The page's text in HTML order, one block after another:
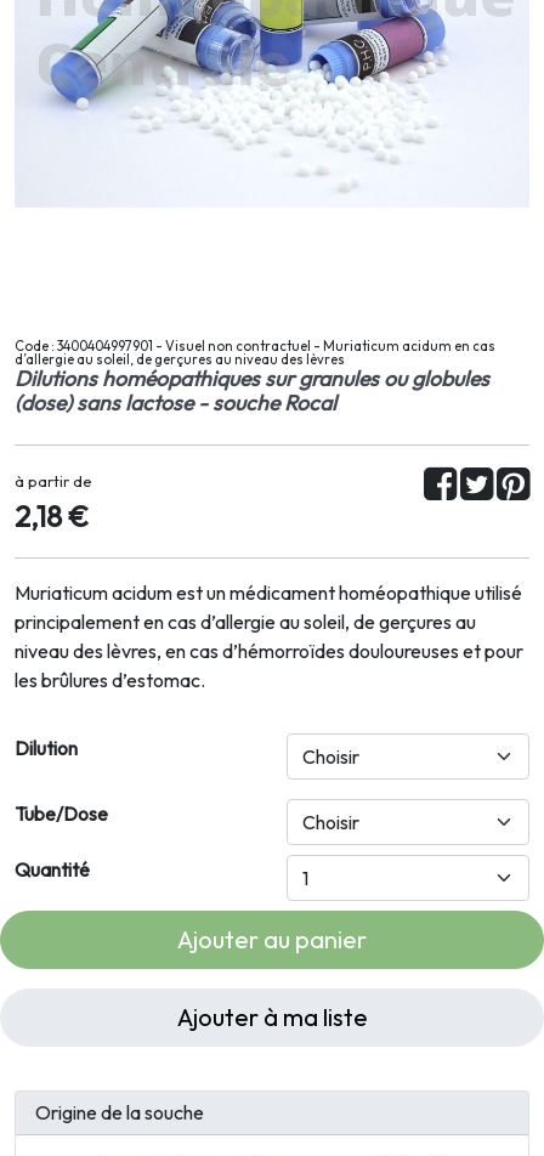
Code : 3400404997901 - Visuel non contractuel - Muriaticum acidum en cas
d’allergie au soleil, de gerçures au niveau des lèvres
Dilutions homéopathiques sur granules ou globules
(dose) sans lactose - souche Rocal
à partir de
2,18 €
Muriaticum acidum est un médicament homéopathique utilisé
principalement en cas d’allergie au soleil, de gerçures au
niveau des lèvres, en cas d’hémorroïdes douloureuses et pour
les brûlures d’estomac.
Dilution
Tube/Dose
Quantité
Ajouter au panier
Ajouter à ma liste
Origine de la souche